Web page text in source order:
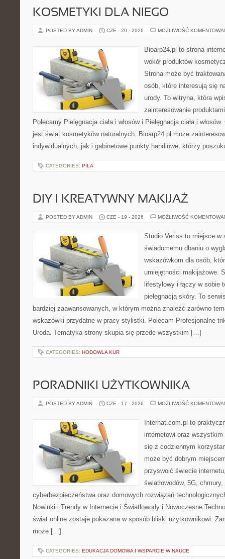
KOSMETYKI DLA NIEGO
POSTED BY ADMIN CZE - 20 - 2026 MOŻLIWOŚĆ
Bioarp24.pl to strona
wokół produktów
Strona może być
osób, które interesują się
urody. To witryna, która
zainteresowanie
Polecamy Pielęgnacja ciała i włosów i Pielęgnacja ciała i
jest świat kosmetyków naturalnych. Bioarp24.pl może
indywidualnych, jak i gabinetowe punkty handlowe, którzy
CATEGORIES: PIŁA
DIY I KREATYWNY MAKIJAŻ
POSTED BY ADMIN CZE - 19 - 2026 MOŻLIWOŚĆ
Studio Veriss to miejsce w
świadomemu dbaniu o
wskazówkom dla osób,
umiejętności makijażowe.
lifestylowy i łączy w sobie
pielęgnacją skóry. To
bardziej zaawansowanych, w którym można znaleźć zarówno
wskazówki przydatne w pracy stylistki. Polecam Profesjonalne
Uroda. Tematyka strony skupia się przede wszystkim […]
CATEGORIES: HODOWLA KUR
PORADNIKI UŻYTKOWNIKA
POSTED BY ADMIN CZE - 17 - 2026 MOŻLIWOŚĆ
Internat.com.pl to
internetowi oraz
się z codziennym
może być dobrym
przyswoić świecie
światłowodów, 5G,
cyberbezpieczeństwa oraz domowych rozwiązań
Nowinki i Trendy w Internecie i Światłowody i Nowoczesne
świat online zostaje pokazana w sposób bliski użytkownikowi.
może […]
CATEGORIES: EDUKACJA DOMOWA I WSPARCIE W NAUCE